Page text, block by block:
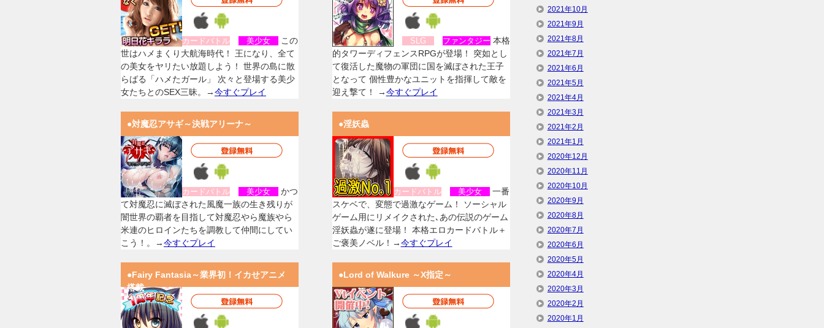
カードバトル 美少女
この
世はハメまくり大航海時代！ 王になり、全て
の美女をヤリたい放題しよう！ 世界の島に散
らばる「ハメたガール」 次々と登場する美少
女たちとのSEX三昧。→今すぐプレイ
SLG ファンタジー 本格
的タワーディフェンスRPGが登場！ 突如とし
て復活した魔物の軍団に国を滅ぼされた王子
となって 個性豊かなユニットを指揮して敵を
迎え撃て！ →今すぐプレイ
●対魔忍アサギ～決戦アリーナ～
カードバトル 美少女
かつ
て対魔忍に滅ぼされた風魔一族の生き残りが
闇世界の覇者を目指して対魔忍やら魔族やら
米連のヒロインたちを調教して仲間にしてい
こう！。→今すぐプレイ
●淫妖蟲
カードバトル 美少女
一番
スケベで、変態で過激なゲーム！ ソーシャル
ゲーム用にリメイクされた､あの伝説のゲーム
淫妖蟲が遂に登場！ 本格エロカードバトル＋
ご褒美ノベル！→今すぐプレイ
●Fairy Fantasia～業界初！イカせアニメ
搭載
●Lord of Walkure ～X指定～
2021年10月
2021年9月
2021年8月
2021年7月
2021年6月
2021年5月
2021年4月
2021年3月
2021年2月
2021年1月
2020年12月
2020年11月
2020年10月
2020年9月
2020年8月
2020年7月
2020年6月
2020年5月
2020年4月
2020年3月
2020年2月
2020年1月